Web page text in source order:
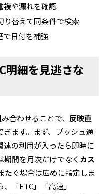
複や漏れを確認
り替えて同条件で検索
で日付を補強
明細を見逃さな
合わせることで、 反映直
ます。まず、プッシュ通
の利用が入ったら即時に
間を月次だけでなく カス
たぐ場合は広めに指定しま
「ETC」「高速」